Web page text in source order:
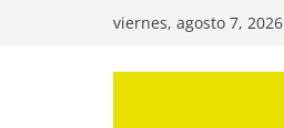
viernes, agosto 7, 2026